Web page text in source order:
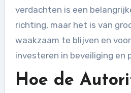
verdachten is een
richting, maar het is van
waakzaam te blijven en
investeren in beveiliging en
Hoe de